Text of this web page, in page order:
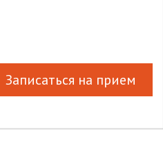
Записаться на прием